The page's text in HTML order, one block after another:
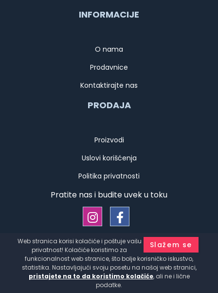
Flaša kocka ulje/sirće 500cc
INFORMACIJE
O nama
Prodavnice
Kontaktirajte nas
PRODAJA
Proizvodi
Uslovi korišćenja
Politika privatnosti
Pratite nas i budite uvek u toku
Copyright © Kauffmann d.o.o. Srbija Sva prava zadržana
Developed byHALO Creative Team
Slažem se
Web stranica korisi kolačiće i poštuje vašu
privatnost! Kolačiće koristimo za
funkcionalnost web stranice, što bolje korisničko iskustvo,
statistika. Nastavljajući svoju posetu na našoj web stranici,
pristajete na to da koristimo kolačiće, ali ne i lične
podatke.